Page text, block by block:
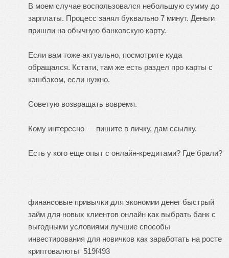
В моем случае воспользовался небольшую сумму до
зарплаты. Процесс занял буквально 7 минут. Деньги
пришли на обычную банковскую карту.
Если вам тоже актуально, посмотрите куда
обращался. Кстати, там же есть раздел про карты с
кэшбэком, если нужно.
Советую возвращать вовремя.
Кому интересно — пишите в личку, дам ссылку.
Есть у кого еще опыт с онлайн-кредитами? Где брали?
финансовые привычки для экономии денег быстрый
займ для новых клиентов онлайн как выбрать банк с
выгодными условиями лучшие способы
инвестирования для новичков как заработать на росте
криптовалюты 519f493